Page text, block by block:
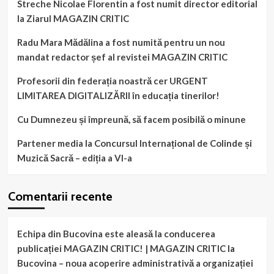
Streche Nicolae Florentin a fost numit director editorial
la Ziarul MAGAZIN CRITIC
Radu Mara Mădălina a fost numită pentru un nou
mandat redactor șef al revistei MAGAZIN CRITIC
Profesorii din federația noastră cer URGENT
LIMITAREA DIGITALIZĂRII în educația tinerilor!
Cu Dumnezeu și împreună, să facem posibilă o minune
Partener media la Concursul Internațional de Colinde și
Muzică Sacră – ediția a VI-a
Comentarii recente
Echipa din Bucovina este aleasă la conducerea
publicației MAGAZIN CRITIC! | MAGAZIN CRITICla
Bucovina – noua acoperire administrativă a organizației